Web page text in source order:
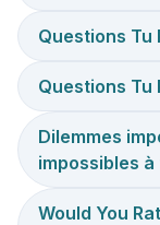
Questions
Questions
Dilemmes
impossibles
Would You